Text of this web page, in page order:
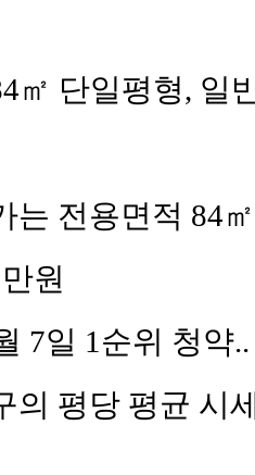
㎡ 단일평형,
는 전용면적 84
원
7일 1순위 청
의 평당 평균 시